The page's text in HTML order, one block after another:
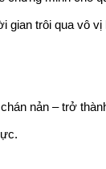
gian trôi qua vô
nản – trở